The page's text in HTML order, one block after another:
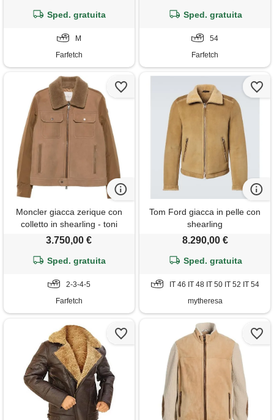
Sped. gratuita
M
Farfetch
Sped. gratuita
54
Farfetch
Moncler giacca zerique con
colletto in shearling - toni
neutri
3.750,00 €
Sped. gratuita
2-3-4-5
Farfetch
Tom Ford giacca in pelle con
shearling
8.290,00 €
Sped. gratuita
IT 46 IT 48 IT 50 IT 52 IT 54
mytheresa